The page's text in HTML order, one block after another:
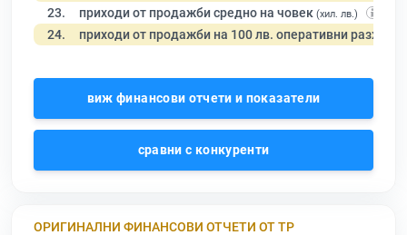
23. приходи от продажби средно на човек (хил. лв.)
24. приходи от продажби на 100 лв. оперативни разходи
виж финансови отчети и показатели
сравни с конкуренти
ОРИГИНАЛНИ ФИНАНСОВИ ОТЧЕТИ ОТ ТР